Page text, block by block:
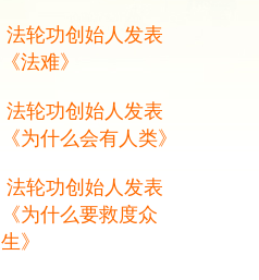
法轮功创始人发表
《法难》
法轮功创始人发表
《为什么会有人类》
法轮功创始人发表
《为什么要救度众
生》